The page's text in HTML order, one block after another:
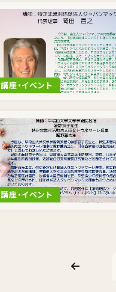
講座・イベント
講座・イベント